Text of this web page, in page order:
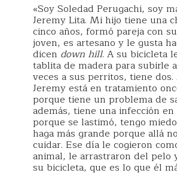
«Soy Soledad Perugachi, soy
Jeremy Lita. Mi hijo tiene una
cinco años, formó pareja con
joven, es artesano y le gusta
dicen down hill. A su bicicleta
tablita de madera para subirle
veces a sus perritos, tiene
Jeremy está en tratamiento
porque tiene un problema de
además, tiene una infección en
porque se lastimó, tengo
haga más grande porque allá
cuidar. Ese día le cogieron
animal, le arrastraron del pelo
su bicicleta, que es lo que él